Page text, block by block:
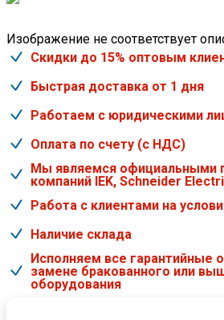
Изображение не соответствует
Скидки до 15% оптовым
Быстрая доставка от 1 дня
Работаем с юридическими
Оплата по счету (с НДС)
Мы являемся официальными
компаний IEK, Schneider
Работа с клиентами на
Наличие склада
Исполняем все гарантийные
замене бракованного или
оборудования